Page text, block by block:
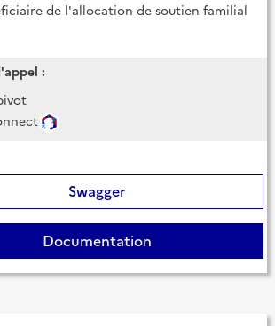
de l'allocation de soutien familial
:
Swagger
Documentation